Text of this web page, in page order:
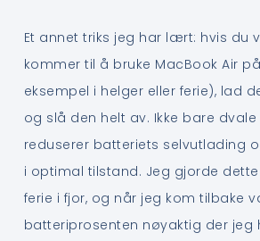
Et annet triks jeg har lært: hvis du
kommer til å bruke MacBook Air
eksempel i helger eller ferie), lad
og slå den helt av. Ikke bare dvale
reduserer batteriets selvutlading
i optimal tilstand. Jeg gjorde
ferie i fjor, og når jeg kom tilbake
batteriprosenten nøyaktig der jeg